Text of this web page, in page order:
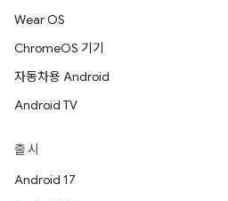
Wear OS
ChromeOS 기기
자동차용 Android
Android TV
출시
Android 17